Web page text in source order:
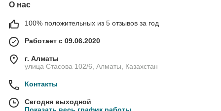
О нас
100% положительных из 5 отзывов за год
Работает с 09.06.2020
г. Алматы
улица Стасова 102/6, Алматы, Казахстан
Контакты
Сегодня выходной